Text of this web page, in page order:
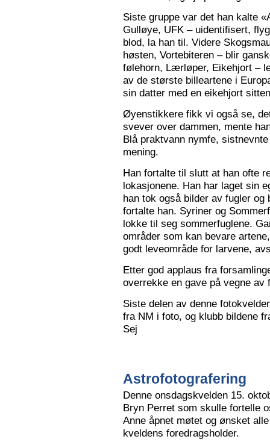
Siste gruppe var det han kalte
Gulløye, UFK – uidentifisert,
blod, la han til. Videre
høsten, Vortebiteren – blir
følehorn, Lærløper, Eikehjort –
av de største billeartene i
sin datter med en eikehjort
Øyenstikkere fikk vi også se,
svever over dammen, mente
Blå praktvann nymfe,
mening.
Han fortalte til slutt at han ofte
lokasjonene. Han har laget sin
han tok også bilder av fugler
fortalte han. Syriner og
lokke til seg sommerfuglene.
områder som kan bevare
godt leveområde for larvene,
Etter god applaus fra
overrekke en gave på vegne av
Siste delen av denne
fra NM i foto, og klubb bildene
Sej
Astrofotografering
Denne onsdagskvelden 15.
Bryn Perret som skulle fortelle
Anne åpnet møtet og ønsket
kveldens foredragsholder.